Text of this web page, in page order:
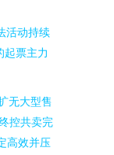
活动持续
起票主力
无大型售
控共卖完
高效并压